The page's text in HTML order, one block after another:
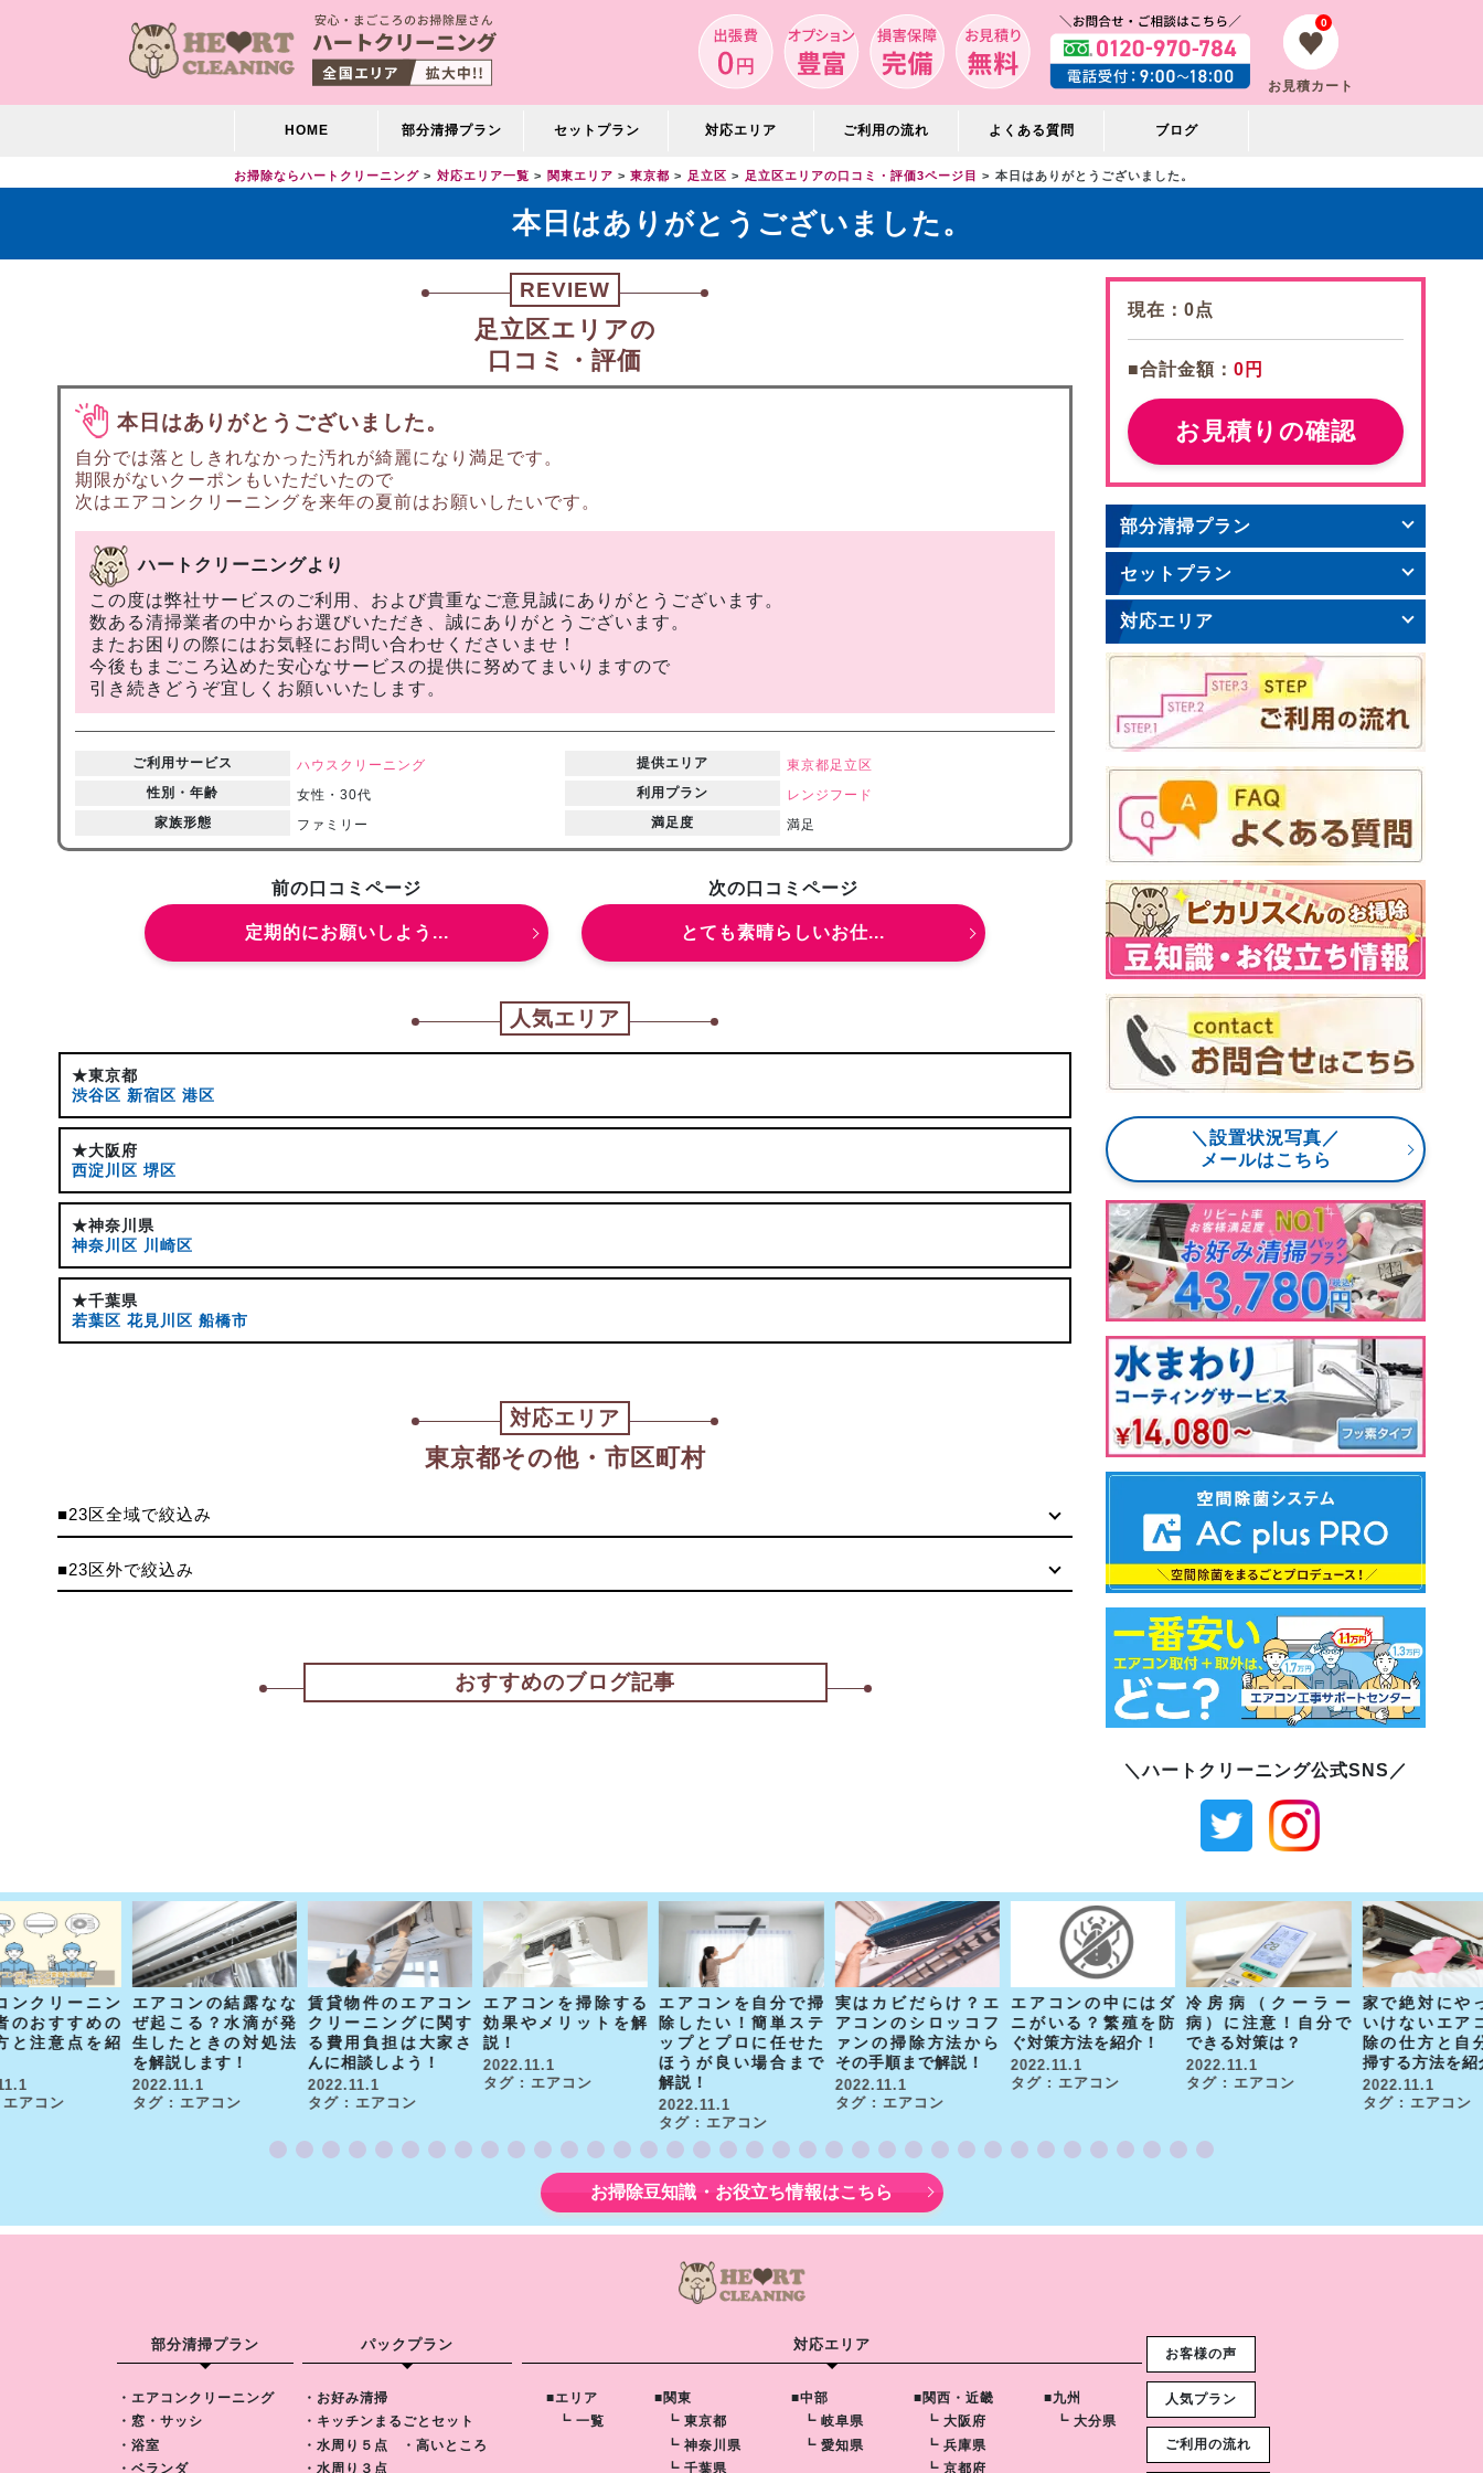
0
お見積カート
HOME 部分清掃プラン セットプラン 対応エリア ご利用の流れ よくある質問 ブログ
お掃除ならハートクリーニング 対応エリア一覧 関東エリア 東京都 足立区 足立区エリアの口コミ・評価3ページ目 本日はありがとうございました。
本日はありがとうございました。
REVIEW
足立区エリアの
口コミ・評価
本日はありがとうございました。
自分では落としきれなかった汚れが綺麗になり満足です。
期限がないクーポンもいただいたので
次はエアコンクリーニングを来年の夏前はお願いしたいです。
ハートクリーニングより
この度は弊社サービスのご利用、および貴重なご意見誠にありがとうございます。
数ある清掃業者の中からお選びいただき、誠にありがとうございます。
またお困りの際にはお気軽にお問い合わせくださいませ！
今後もまごころ込めた安心なサービスの提供に努めてまいりますので
引き続きどうぞ宜しくお願いいたします。
ご利用サービス ハウスクリーニング 提供エリア 東京都足立区
性別・年齢
女性・30代 利用プラン
レンジフード
家族形態
ファミリー 満足度 満足
前の口コミページ
定期的にお願いしよう...
次の口コミページ
とても素晴らしいお仕...
人気エリア
★東京都
渋谷区 新宿区 港区
★大阪府
西淀川区 堺区
★神奈川県
神奈川区 川崎区
★千葉県
若葉区 花見川区 船橋市
対応エリア
東京都その他・市区町村
■23区全域で絞込み
■23区外で絞込み
おすすめのブログ記事
現在： 0点
■合計金額： 0円
お見積りの確認
部分清掃プラン
セットプラン
対応エリア
＼設置状況写真／
メールはこちら
＼ハートクリーニング公式SNS／
ンクリーニン
のおすすめの
と注意点を紹
アコン
エアコンの結露なな
ぜ起こる？水滴が発
生したときの対処法
を解説します！
2022.11.1
タグ : エアコン
賃貸物件のエアコン
クリーニングに関す
る費用負担は大家さ
んに相談しよう！
2022.11.1
タグ : エアコン
エアコンを掃除する
効果やメリットを解
説！
2022.11.1
タグ : エアコン
エアコンを自分で掃
除したい！簡単ステ
ップとプロに任せた
ほうが良い場合まで
解説！
2022.11.1
タグ : エアコン
実はカビだらけ？エ
アコンのシロッコフ
ァンの掃除方法から
その手順まで解説！
2022.11.1
タグ : エアコン
エアコンの中にはダ
ニがいる？繁殖を防
ぐ対策方法を紹介！
2022.11.1
タグ : エアコン
冷房病（クーラー
病）に注意！自分で
できる対策は？
2022.11.1
タグ : エアコン
家で絶対にや
いけないエア
除の仕方と自
掃する方法を紹
2022.11.1
タグ : エアコン
お掃除豆知識・お役立ち情報はこちら
部分清掃プラン
・エアコンクリーニング
・窓・サッシ
・浴室
・ベランダ
パックプラン
・お好み清掃
・キッチンまるごとセット
・水周り５点
・高いところ
・水周り３点
対応エリア
■エリア
┗ 一覧
■関東
┗ 東京都
┗ 神奈川県
┗ 千葉県
■中部
┗ 岐阜県
┗ 愛知県
■関西・近畿
┗ 大阪府
┗ 兵庫県
┗ 京都府
■九州
┗ 大分県
お客様の声
人気プラン
ご利用の流れ